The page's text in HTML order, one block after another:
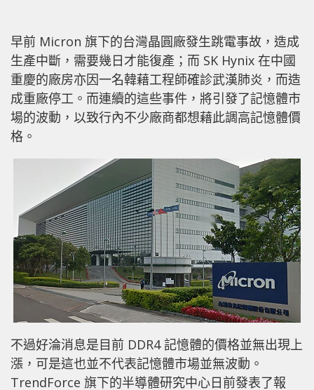
早前 Micron 旗下的台灣晶圓廠發生跳電事故，造成
生產中斷，需要幾日才能復產；而 SK Hynix 在中國
重慶的廠房亦因一名韓藉工程師確診武漢肺炎，而造
成重廠停工。而連續的這些事件，將引發了記憶體市
場的波動，以致行內不少廠商都想藉此調高記憶體價
格。
不過好淪消息是目前 DDR4 記憶體的價格並無出現上
漲，可是這也並不代表記憶體市場並無波動。
TrendForce 旗下的半導體研究中心日前發表了報